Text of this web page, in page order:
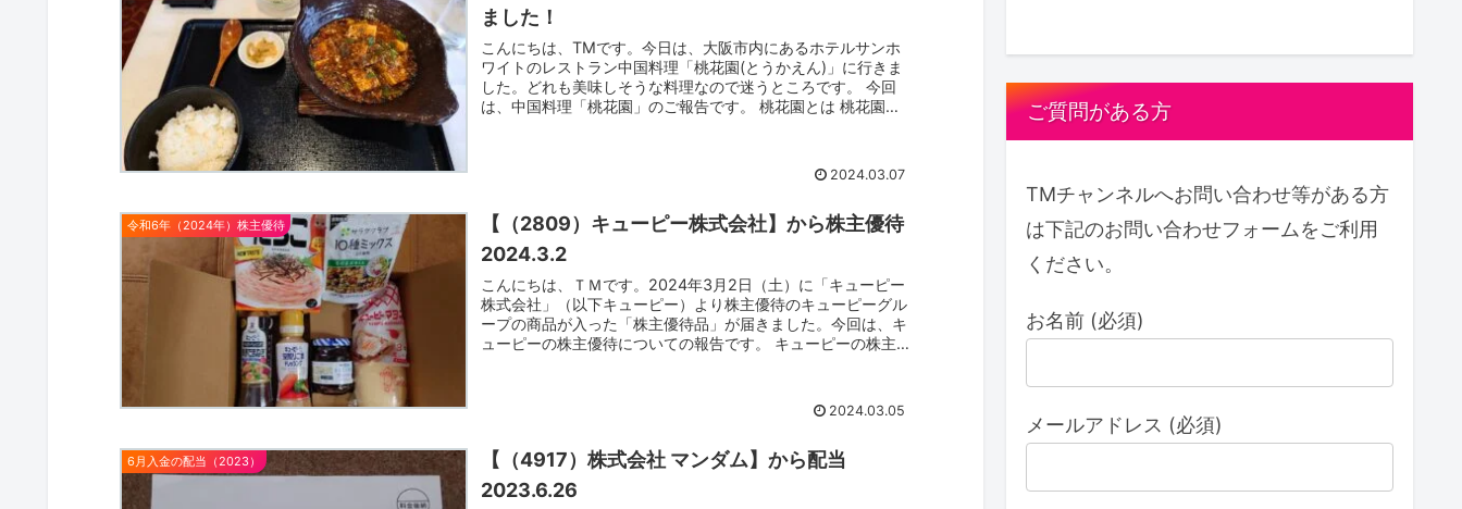
ました！
こんにちは、TMです。今日は、大阪市内にあるホテルサンホ
ワイトのレストラン中国料理「桃花園(とうかえん)」に行きま
した。どれも美味しそうな料理なので迷うところです。 今回
は、中国料理「桃花園」のご報告です。 桃花園とは 桃花園
2024.03.07
令和6年（2024年）株主優待
【（2809）キューピー株式会社】から株主優待
2024.3.2
こんにちは、ＴＭです。2024年3月2日（土）に「キューピー
株式会社」（以下キューピー）より株主優待のキューピーグル
ープの商品が入った「株主優待品」が届きました。今回は、キ
ューピーの株主優待についての報告です。 キューピーの株主
2024.03.05
6月入金の配当（2023）
【（4917）株式会社 マンダム】から配当
2023.6.26
ご質問がある方
TMチャンネルへお問い合わせ等がある方
は下記のお問い合わせフォームをご利用
ください。
お名前 (必須)
メールアドレス (必須)